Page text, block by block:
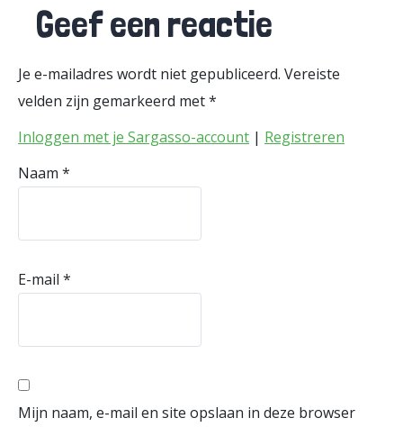
Geef een reactie
Je e-mailadres wordt niet gepubliceerd. Vereiste
velden zijn gemarkeerd met*
Inloggen met je Sargasso-account | Registreren
Naam *
E-mail *
Mijn naam, e-mail en site opslaan in deze browser